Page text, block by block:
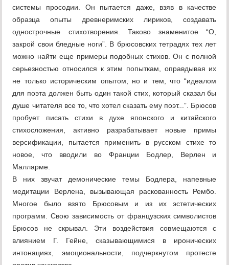
системы просодии. Он пытается даже, взяв в качестве
образца опыты древнеримских лириков, создавать
однострочные стихотворения. Таково знаменитое “О,
закрой свои бледные ноги”. В брюсовских тетрадях тех лет
можно найти еще примеры подобных стихов. Он с полной
серьезностью относился к этим попыткам, оправдывая их
не только историческим опытом, но и тем, что “идеалом
для поэта должен быть один такой стих, который сказал бы
душе читателя все то, что хотел сказать ему поэт...”. Брюсов
пробует писать стихи в духе японского и китайского
стихосложения, активно разрабатывает новые примы
версификации, пытается применить в русском стихе то
новое, что вводили во Франции Бодлер, Верлен и
Малларме.
В них звучат демонические темы Бодлера, напевные
медитации Верлена, вызывающая раскованность Рембо.
Многое было взято Брюсовым и из их эстетических
программ. Свою зависимость от французских символистов
Брюсов не скрывал. Эти воздействия совмещаются с
влиянием Г. Гейне, сказывающимися в иронических
интонациях, эмоциональности, подчеркнутом протесте